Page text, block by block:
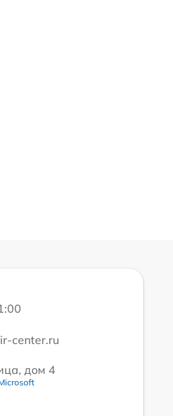
center.ru
дом 4